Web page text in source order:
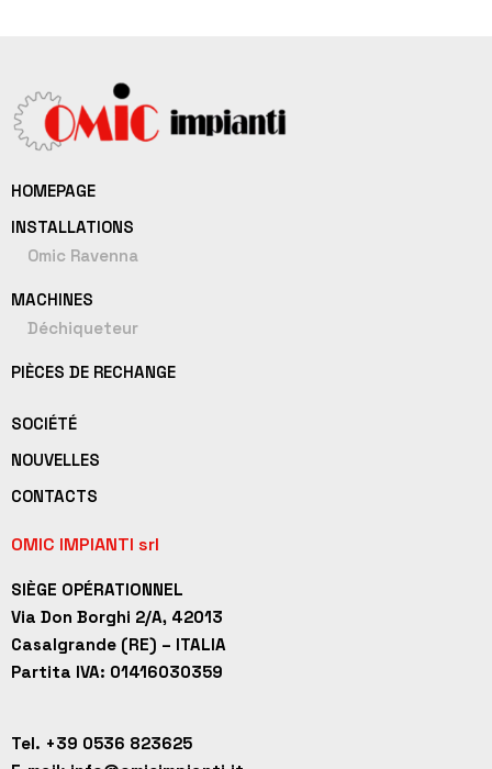
HOMEPAGE
INSTALLATIONS
Omic Ravenna
MACHINES
Déchiqueteur
PIÈCES DE RECHANGE
SOCIÉTÉ
NOUVELLES
CONTACTS
OMIC IMPIANTI srl
SIÈGE OPÉRATIONNEL
Via Don Borghi 2/A, 42013
Casalgrande (RE) – ITALIA
Partita IVA: 01416030359
Tel. +39 0536 823625